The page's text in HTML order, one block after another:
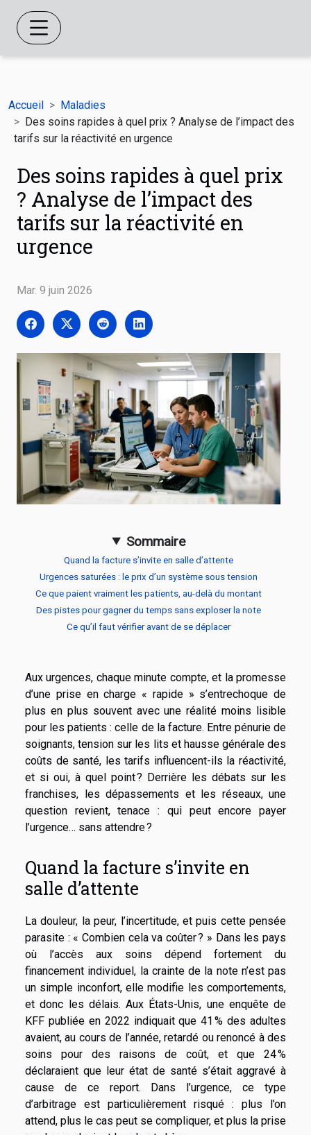
Accueil
Maladies
Des soins rapides à quel prix ? Analyse de l’impact des
tarifs sur la réactivité en urgence
Des soins rapides à quel prix
? Analyse de l’impact des
tarifs sur la réactivité en
urgence
Mar. 9 juin 2026
Sommaire
Quand la facture s’invite en salle d’attente
Urgences saturées : le prix d’un système sous tension
Ce que paient vraiment les patients, au-delà du montant
Des pistes pour gagner du temps sans exploser la note
Ce qu’il faut vérifier avant de se déplacer
Aux urgences, chaque minute compte, et la promesse
d’une prise en charge « rapide » s’entrechoque de
plus en plus souvent avec une réalité moins lisible
pour les patients : celle de la facture. Entre pénurie de
soignants, tension sur les lits et hausse générale des
coûts de santé, les tarifs influencent-ils la réactivité,
et si oui, à quel point ? Derrière les débats sur les
franchises, les dépassements et les réseaux, une
question revient, tenace : qui peut encore payer
l’urgence… sans attendre ?
Quand la facture s’invite en
salle d’attente
La douleur, la peur, l’incertitude, et puis cette pensée
parasite : « Combien cela va coûter ? » Dans les pays
où l’accès aux soins dépend fortement du
financement individuel, la crainte de la note n’est pas
un simple inconfort, elle modifie les comportements,
et donc les délais. Aux États-Unis, une enquête de
KFF publiée en 2022 indiquait que 41 % des adultes
avaient, au cours de l’année, retardé ou renoncé à des
soins pour des raisons de coût, et que 24 %
déclaraient que leur état de santé s’était aggravé à
cause de ce report. Dans l’urgence, ce type
d’arbitrage est particulièrement risqué : plus l’on
attend, plus le cas peut se compliquer, et plus la prise